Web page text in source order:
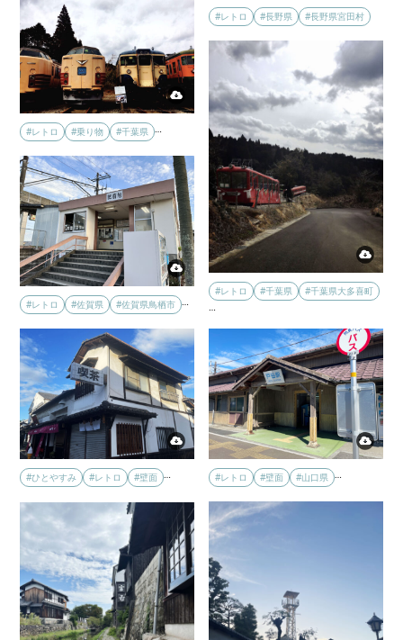
#レトロ #長野県 #長野県宮田村
#レトロ #乗り物 #千葉県 …
#レトロ #千葉県
#千葉県大多喜町
…
#レトロ #佐賀県 #佐賀県鳥栖市 …
#レトロ #壁面 #山口県 …
#ひとやすみ #レトロ #壁面 …